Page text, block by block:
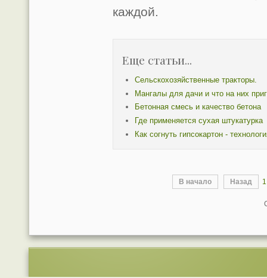
каждой.
Еще статьи...
Сельскохозяйственные тракторы.
Мангалы для дачи и что на них
Бетонная смесь и качество бетона
Где применяется сухая штукатурка
Как согнуть гипсокартон -
В начало Назад 1